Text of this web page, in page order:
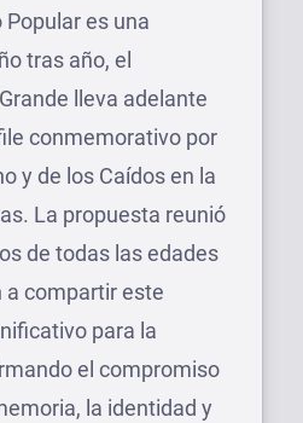
Popular es una
tras año, el
lleva adelante
conmemorativo por
y de los Caídos en la
La propuesta reunió
de todas las edades
a compartir este
para la
el compromiso
la identidad y